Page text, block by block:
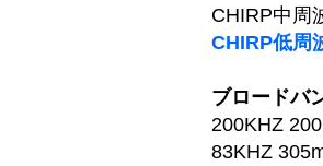
CHIRP中
CHIRP低
ブロードバ
200KHZ
83KHZ